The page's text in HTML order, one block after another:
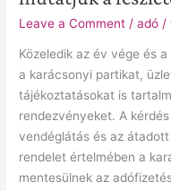
Leave a Comment /adó /
Közeledik az év vége és
a karácsonyi partikat,
tájékoztatásokat is
rendezvényeket. A
vendéglátás és az
rendelet értelmében a
mentesülnek az